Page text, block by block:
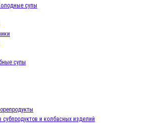
супы
супы
субпродуктов и колбасных изделий